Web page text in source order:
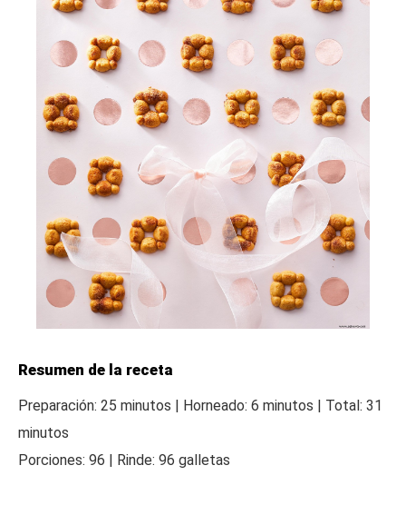
Resumen de la receta
Preparación: 25 minutos | Horneado: 6 minutos | Total: 31
minutos
Porciones: 96 | Rinde: 96 galletas